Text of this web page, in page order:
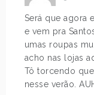
Será que agora
e vem pra
umas roupas
acho nas lojas
Tô torcendo
nesse verão.